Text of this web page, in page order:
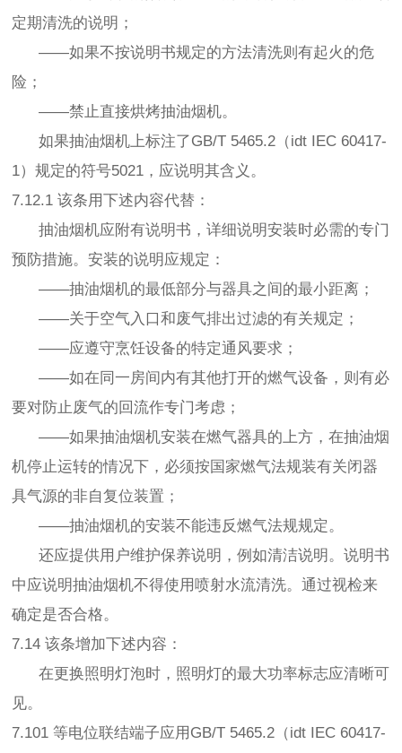
定期清洗的说明；
——如果不按说明书规定的方法清洗则有起火的危
险；
——禁止直接烘烤抽油烟机。
如果抽油烟机上标注了GB/T 5465.2（idt IEC 60417-
1）规定的符号5021，应说明其含义。
7.12.1 该条用下述内容代替：
抽油烟机应附有说明书，详细说明安装时必需的专门
预防措施。安装的说明应规定：
——抽油烟机的最低部分与器具之间的最小距离；
——关于空气入口和废气排出过滤的有关规定；
——应遵守烹饪设备的特定通风要求；
——如在同一房间内有其他打开的燃气设备，则有必
要对防止废气的回流作专门考虑；
——如果抽油烟机安装在燃气器具的上方，在抽油烟
机停止运转的情况下，必须按国家燃气法规装有关闭器
具气源的非自复位装置；
——抽油烟机的安装不能违反燃气法规规定。
还应提供用户维护保养说明，例如清洁说明。说明书
中应说明抽油烟机不得使用喷射水流清洗。通过视检来
确定是否合格。
7.14 该条增加下述内容：
在更换照明灯泡时，照明灯的最大功率标志应清晰可
见。
7.101 等电位联结端子应用GB/T 5465.2（idt IEC 60417-